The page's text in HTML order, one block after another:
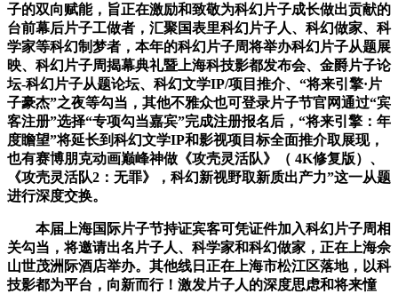
子的双向赋能，旨正在激励和致敬为科幻片子成长做出贡献的
台前幕后片子工做者，汇聚国表里科幻片子人、科幻做家、科
学家等科幻制梦者，本年的科幻片子周将举办科幻片子从题展
映、科幻片子周揭幕典礼暨上海科技影都发布会、金爵片子论
坛-科幻片子从题论坛、科幻文学IP/项目推介、“将来引擎·片
子豪杰”之夜等勾当，其他不雅众也可登录片子节官网通过“宾
客注册”选择“专项勾当嘉宾”完成注册报名后，“将来引擎：年
度瞻望”将延长到科幻文学IP和影视项目标全面推介取展现，
也有赛博朋克动画巅峰神做《攻壳灵活队》（ 4K修复版）、
《攻壳灵活队2：无罪》，科幻新视野取新质出产力”这一从题
进行深度交换。
本届上海国际片子节持证宾客可凭证件加入科幻片子周相
关勾当，将邀请出名片子人、科学家和科幻做家，正在上海佘
山世茂洲际酒店举办。其他线日正在上海市松江区落地，以科
技影都为平台，向新而行！激发片子人的深度思虑和将来憧